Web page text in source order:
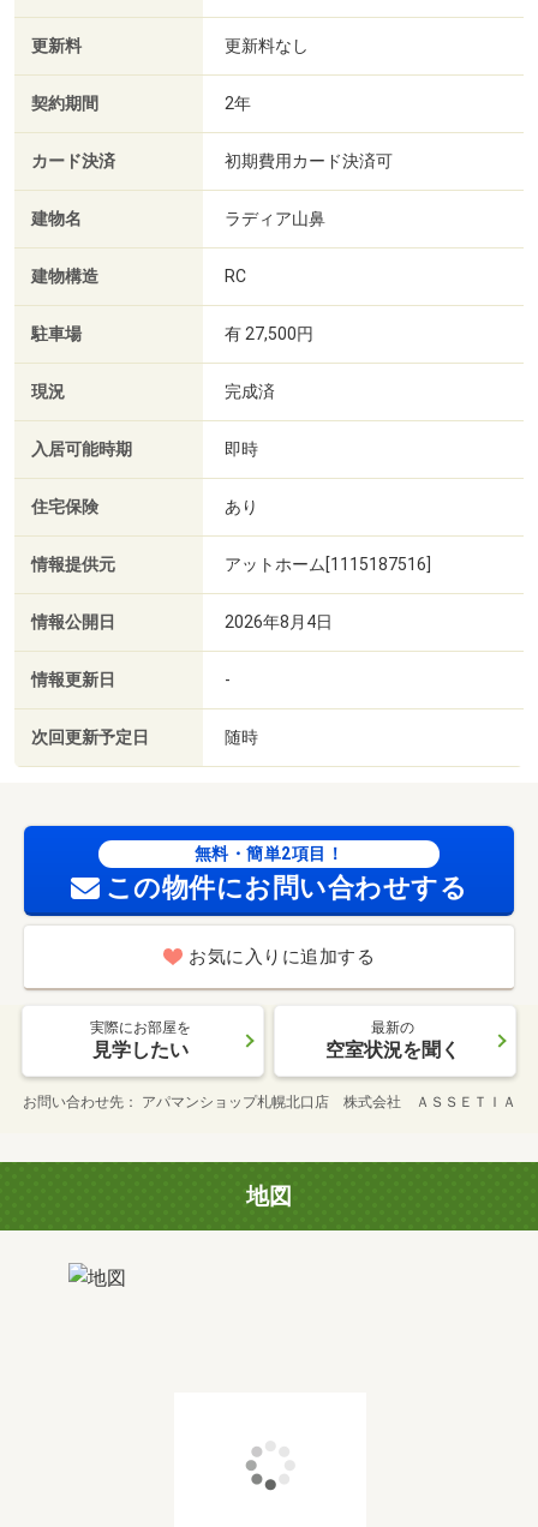
更新料 更新料なし
契約期間 2年
カード決済 初期費用カード決済可
建物名 ラディア山鼻
建物構造 RC
駐車場 有 27,500円
現況 完成済
入居可能時期 即時
住宅保険 あり
情報提供元 アットホーム[1115187516]
情報公開日 2026年8月4日
情報更新日 -
次回更新予定日 随時
無料・簡単2項目！
この物件にお問い合わせする
お気に入りに追加する
実際にお部屋を
見学したい
最新の
空室状況を聞く
お問い合わせ先 アパマンショップ札幌北口店 株式会社 ＡＳＳＥＴＩＡ
地図